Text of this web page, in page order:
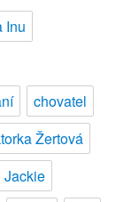
Inu
chovatel
Žertová
Jackie